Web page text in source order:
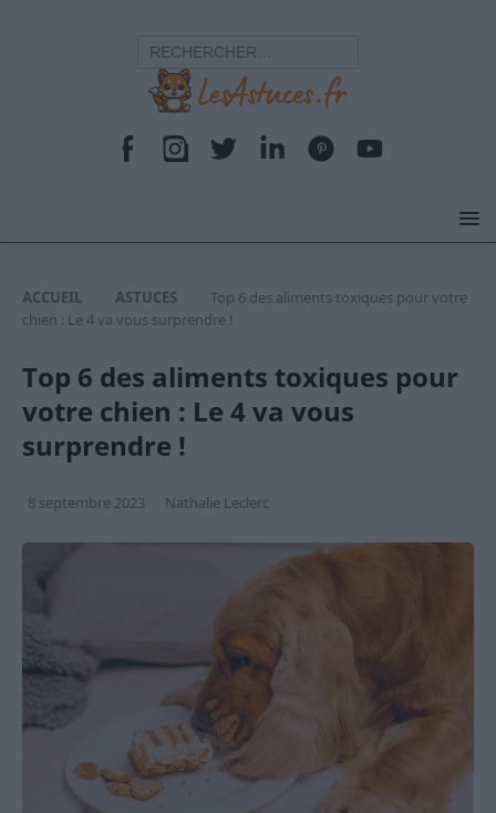
ACCUEIL ASTUCES
Top 6 des aliments toxiques pour votre
chien : Le 4 va vous surprendre !
Top 6 des aliments toxiques pour
votre chien : Le 4 va vous
surprendre !
8 septembre 2023 Nathalie Leclerc